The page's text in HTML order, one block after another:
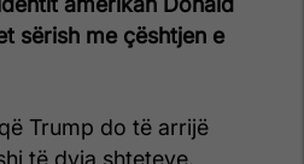
sërish me çështjen e
Trump do të arrijë
të dyja shteteve.